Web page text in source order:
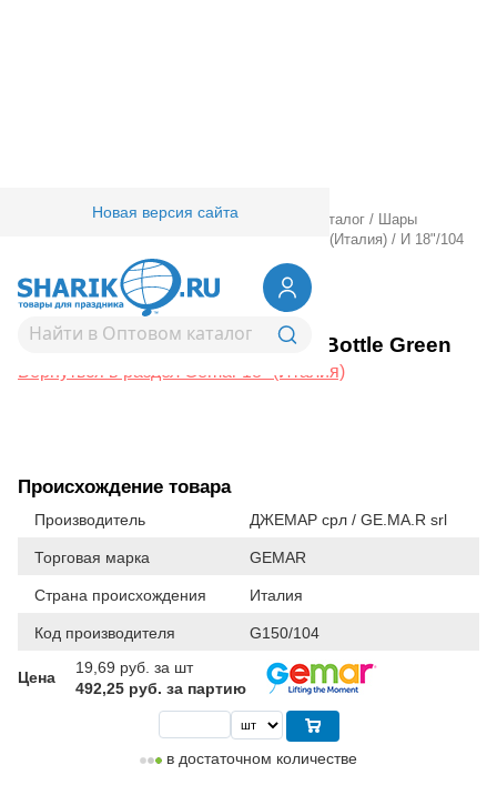
Новая версия сайта
Товары для праздника/ Оптовый каталог /
Шары
Gemar 18" (Италия) / И 18"/104
Пастель Bottle Green
1102-2932И 18"/104 Пастель Bottle Green
Вернуться в раздел Gemar 18" (Италия)
Происхождение товара
Производитель ДЖЕМАР срл / GE.MA.R srl
Торговая марка GEMAR
Страна происхождения Италия
Код производителя G150/104
Цена
19,69 руб. за шт
492,25 руб. за партию
в достаточном количестве